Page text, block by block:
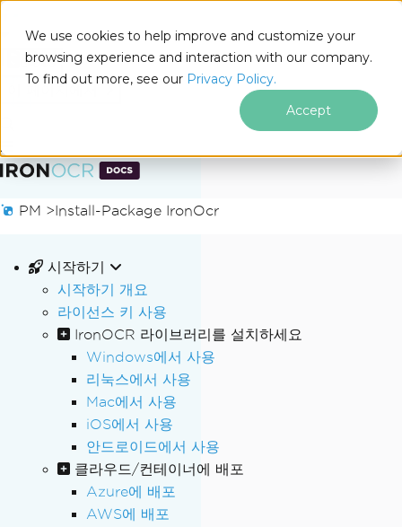
We use cookies to help improve and customize your
browsing experience and interaction with our company.
To find out more, see our Privacy Policy.
Accept
푸터 콘텐츠로 바로가기
Docs
PM >Install-Package IronOcr
시작하기
시작하기 개요
라이선스 키 사용
IronOCR 라이브러리를 설치하세요
Windows에서 사용
리눅스에서 사용
Mac에서 사용
iOS에서 사용
안드로이드에서 사용
클라우드/컨테이너에 배포
Azure에 배포
AWS에 배포